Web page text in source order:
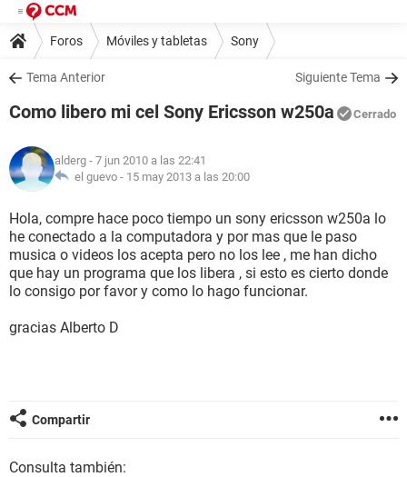
Foros Móviles y tabletas Sony
Tema Anterior Siguiente Tema
Como libero mi cel Sony Ericsson w250a Cerrado
alderg - 7 jun 2010 a las 22:41
el guevo - 15 may 2013 a las 20:00
Hola, compre hace poco tiempo un sony ericsson w250a lo
he conectado a la computadora y por mas que le paso
musica o videos los acepta pero no los lee , me han dicho
que hay un programa que los libera , si esto es cierto donde
lo consigo por favor y como lo hago funcionar.
gracias Alberto D
Compartir
Consulta también: